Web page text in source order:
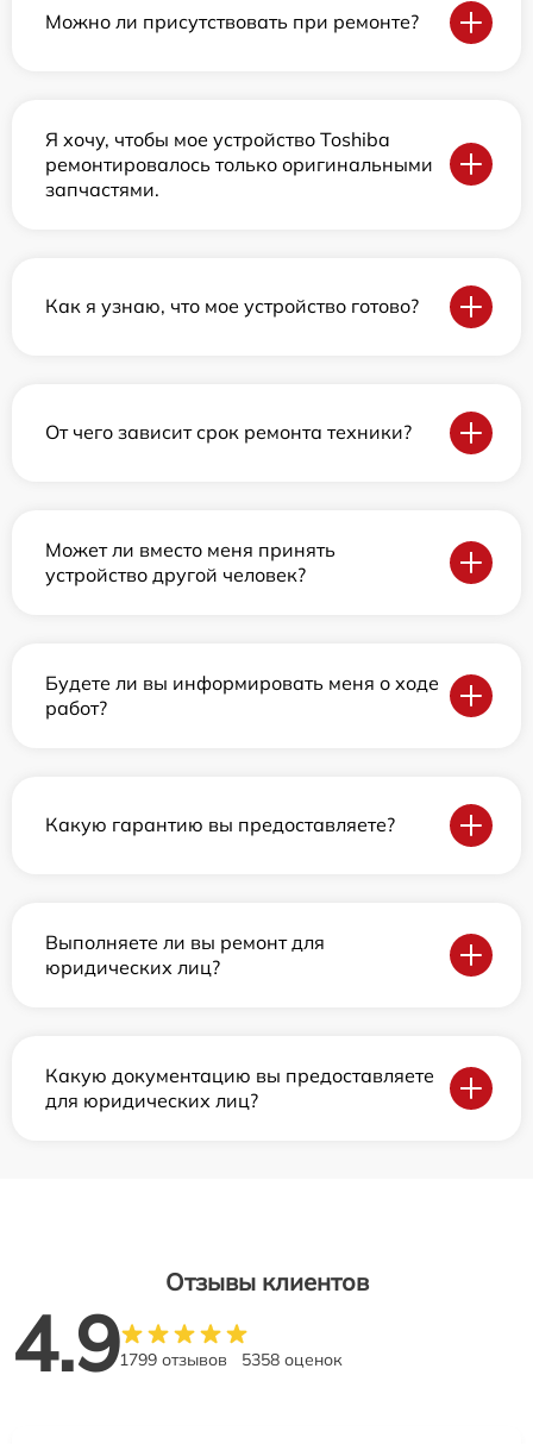
Можно ли присутствовать при ремонте?
Я хочу, чтобы мое устройство Toshiba
ремонтировалось только оригинальными
запчастями.
Как я узнаю, что мое устройство готово?
От чего зависит срок ремонта техники?
Может ли вместо меня принять
устройство другой человек?
Будете ли вы информировать меня о ходе
работ?
Какую гарантию вы предоставляете?
Выполняете ли вы ремонт для
юридических лиц?
Какую документацию вы предоставляете
для юридических лиц?
Отзывы клиентов
4.91799 отзывов 5358 оценок